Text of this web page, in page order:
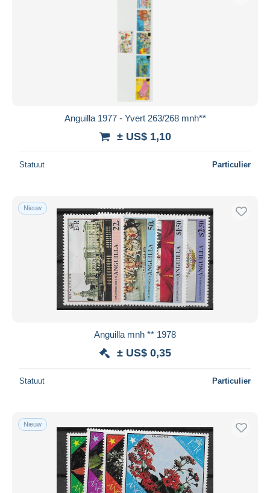
Anguilla 1977 - Yvert 263/268 mnh**
± US$ 1,10
Statuut Particulier
Nieuw
Anguilla mnh ** 1978
± US$ 0,35
Statuut Particulier
Nieuw